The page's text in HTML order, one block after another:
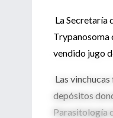
La Secretaría
Trypanosoma
vendido jugo
Las
depósitos
Parasitología